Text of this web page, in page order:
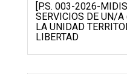
[P.S. 003-2026-
SERVICIOS DE UN/
LA UNIDAD
LIBERTAD